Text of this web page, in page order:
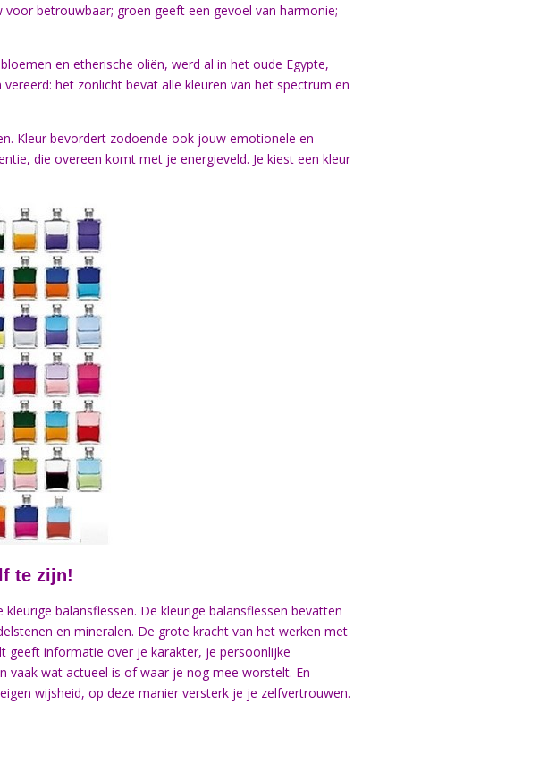
betrouwbaar; groen geeft een gevoel van harmonie;
en etherische oliën, werd al in het oude Egypte,
het zonlicht bevat alle kleuren van het spectrum en
Kleur bevordert zodoende ook jouw emotionele en
die overeen komt met je energieveld. Je kiest een kleur
te zijn!
balansflessen. De kleurige balansflessen bevatten
en mineralen. De grote kracht van het werken met
geeft informatie over je karakter, je persoonlijke
vaak wat actueel is of waar je nog mee worstelt. En
wijsheid, op deze manier versterk je je zelfvertrouwen.